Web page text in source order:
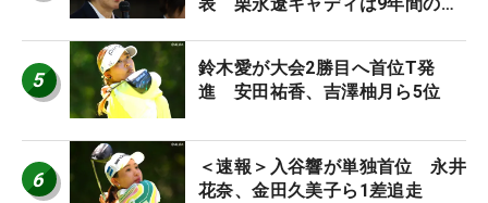
5
鈴木愛が大会2勝目へ首位T発
進 安田祐香、吉澤柚月ら5位
6
＜速報＞入谷響が単独首位 永井
花奈、金田久美子ら1差追走